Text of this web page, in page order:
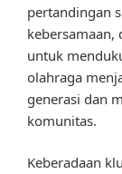
pertandingan
kebersamaan,
untuk
olahraga
generasi dan
komunitas.
Keberadaan